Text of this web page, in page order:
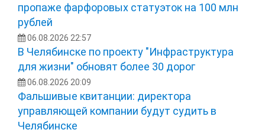
пропаже фарфоровых статуэток на 100 млн
рублей
06.08.2026 22:57
В Челябинске по проекту "Инфраструктура
для жизни" обновят более 30 дорог
06.08.2026 20:09
Фальшивые квитанции: директора
управляющей компании будут судить в
Челябинске